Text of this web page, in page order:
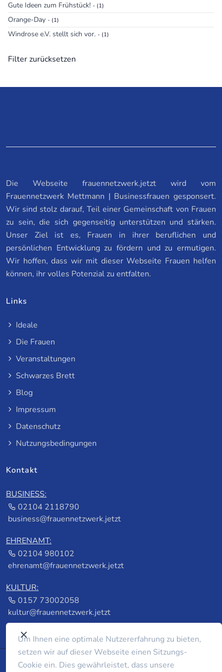
Gute Ideen zum Frühstück! - (1)
Orange-Day - (1)
Windrose e.V. stellt sich vor. - (1)
Filter zurücksetzen
Die Webseite frauennetzwerk.jetzt wird vom
Frauennetzwerk Mettmann | Businessfrauen gesponsert.
Wir sind stolz darauf, Teil einer Gemeinschaft von Frauen
zu sein, die sich gegenseitig unterstützen und stärken.
Unser Ziel ist es, Frauen in ihrer beruflichen und
persönlichen Entwicklung zu fördern und zu ermutigen.
Wir hoffen, dass wir mit dieser Webseite Frauen helfen
können, ihr volles Potenzial zu entfalten.
Links
Ideale
Die Frauen
Veranstaltungen
Schwarzes Brett
Blog
Impressum
Datenschutz
Nutzungsbedingungen
Kontakt
BUSINESS:
02104 2118790
business@frauennetzwerk.jetzt
EHRENAMT:
02104 980102
ehrenamt@frauennetzwerk.jetzt
KULTUR:
0157 73002058
kultur@frauennetzwerk.jetzt
Um Ihnen eine optimale Nutzererfahrung zu bieten,
setzen wir auf dieser Webseite einen Sitzungs-
Cookie ein. Dies gewährleistet, dass unsere